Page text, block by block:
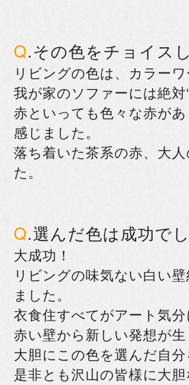
Q.その色をチョイス
リビングの色は、カラー
我が家のソファーには絶
赤といっても色々な赤が
感じました。
落ち着いた茶系の赤、大
た。
Q.選んだ色は成功で
大成功！
リビングの味気ない白い
ました。
衣食住すべてがアート気
赤い壁から新しい発想が
大胆にこの色を選んだ自
是非とも沢山の皆様に大